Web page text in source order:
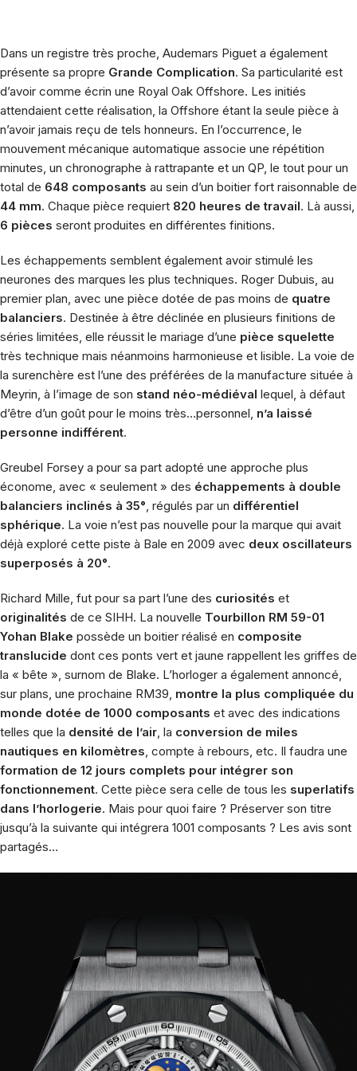
Dans un registre très proche, Audemars Piguet a également
présente sa propre Grande Complication. Sa particularité est
d’avoir comme écrin une Royal Oak Offshore. Les initiés
attendaient cette réalisation, la Offshore étant la seule pièce à
n’avoir jamais reçu de tels honneurs. En l’occurrence, le
mouvement mécanique automatique associe une répétition
minutes , un chronographe à rattrapante et un QP, le tout pour un
total de 648 composants au sein d’un boitier fort raisonnable de
44 mm. Chaque pièce requiert 820 heures de travail. Là aussi,
6 pièces seront produites en différentes finitions.
Les échappements semblent également avoir stimulé les
neurones des marques les plus techniques. Roger Dubuis , au
premier plan, avec une pièce dotée de pas moins de quatre
balanciers. Destinée à être déclinée en plusieurs finitions de
séries limitées, elle réussit le mariage d’une pièce squelette
très technique mais néanmoins harmonieuse et lisible. La voie de
la surenchère est l’une des préférées de la manufacture située à
Meyrin, à l’image de son stand néo-médiéval lequel, à défaut
d’être d’un goût pour le moins très…personnel, n’a laissé
personne indifférent.
Greubel Forsey a pour sa part adopté une approche plus
économe, avec « seulement » des échappements à double
balanciers inclinés à 35° , régulés par un différentiel
sphérique. La voie n’est pas nouvelle pour la marque qui avait
déjà exploré cette piste à Bale en 2009 avec deux oscillateurs
superposés à 20°.
Richard Mille , fut pour sa part l’une des curiosités et
originalités de ce SIHH. La nouvelle Tourbillon RM 59-01
Yohan Blake possède un boitier réalisé en composite
translucide dont ces ponts vert et jaune rappellent les griffes de
la « bête », surnom de Blake. L’horloger a également annoncé,
sur plans, une prochaine RM39, montre la plus compliquée du
monde dotée de 1000 composants et avec des indications
telles que la densité de l’air , la conversion de miles
nautiques en kilomètres , compte à rebours, etc. Il faudra une
formation de 12 jours complets pour intégrer son
fonctionnement. Cette pièce sera celle de tous les superlatifs
dans l’horlogerie. Mais pour quoi faire ? Préserver son titre
jusqu’à la suivante qui intégrera 1001 composants ? Les avis sont
partagés…